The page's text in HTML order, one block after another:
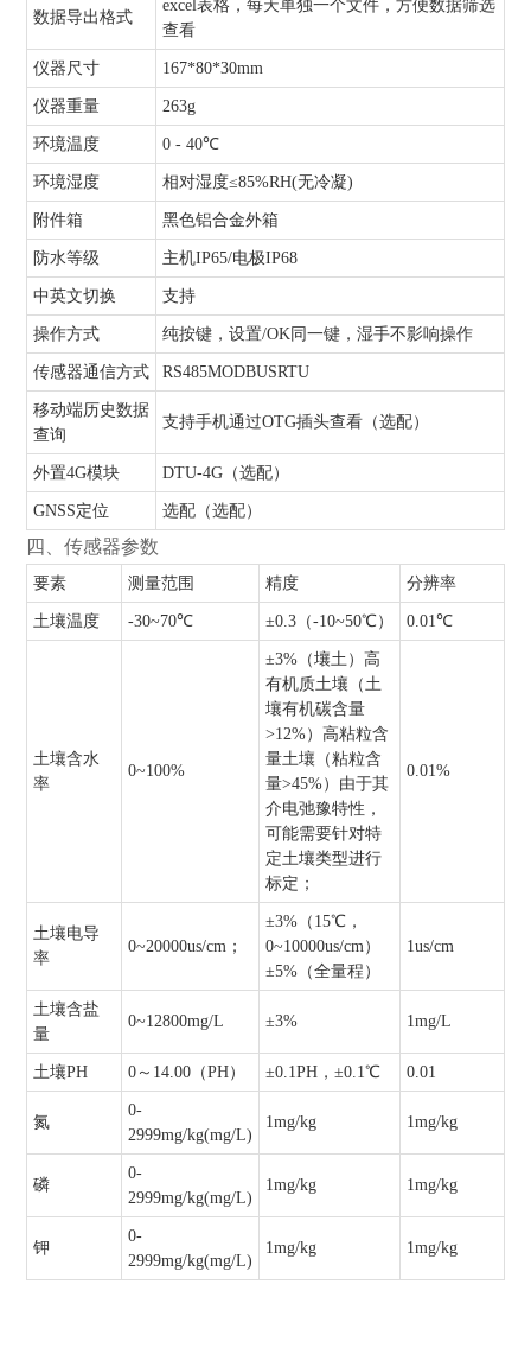
数据导出格式
excel表格，每天单独一个文件，方便数据筛选
查看
仪器尺寸 167*80*30mm
仪器重量 263g
环境温度 0 - 40℃
环境湿度 相对湿度≤85%RH(无冷凝)
附件箱 黑色铝合金外箱
防水等级 主机IP65/电极IP68
中英文切换 支持
操作方式 纯按键，设置/OK同一键，湿手不影响操作
传感器通信方式 RS485MODBUSRTU
移动端历史数据
查询
支持手机通过OTG插头查看（选配）
外置4G模块 DTU-4G（选配）
GNSS定位 选配（选配）
四、传感器参数
要素 测量范围 精度 分辨率
土壤温度 -30~70℃ ±0.3（-10~50℃） 0.01℃
土壤含水
率
0~100%
±3%（壤土）高
有机质土壤（土
壤有机碳含量
>12%）高粘粒含
量土壤（粘粒含
量>45%）由于其
介电弛豫特性，
可能需要针对特
定土壤类型进行
标定；
0.01%
土壤电导
率
0~20000us/cm；
±3%（15℃，
0~10000us/cm）
±5%（全量程）
1us/cm
土壤含盐
量
0~12800mg/L ±3% 1mg/L
土壤PH 0～14.00（PH） ±0.1PH，±0.1℃ 0.01
氮
0-
2999mg/kg(mg/L)
1mg/kg 1mg/kg
磷
0-
2999mg/kg(mg/L)
1mg/kg 1mg/kg
钾
0-
2999mg/kg(mg/L)
1mg/kg 1mg/kg